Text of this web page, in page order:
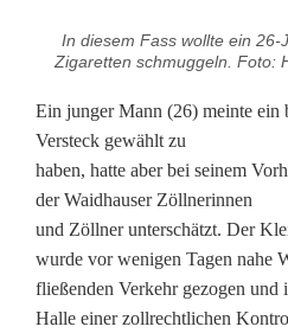
n
s
t
s
t
In diesem Fass wollte ein
Zigaretten schmuggeln. Foto:
Ein junger Mann (26) meinte ein
Versteck gewählt zu
haben, hatte aber bei seinem
der Waidhauser Zöllnerinnen
und Zöllner unterschätzt. Der
wurde vor wenigen Tagen nahe
fließenden Verkehr gezogen und
Halle einer zollrechtlichen